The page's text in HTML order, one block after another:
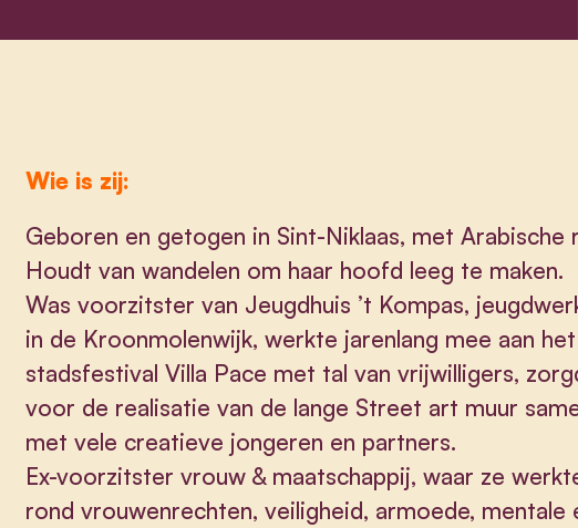
Wie is zij:
Geboren en getogen in Sint-Niklaas, met Arabische
Houdt van wandelen om haar hoofd leeg te maken.
Was voorzitster van Jeugdhuis ’t Kompas,
in de Kroonmolenwijk, werkte jarenlang mee aan het
stadsfestival Villa Pace met tal van vrijwilligers,
voor de realisatie van de lange Street art muur
met vele creatieve jongeren en partners.
Ex-voorzitster vrouw & maatschappij, waar ze
rond vrouwenrechten, veiligheid, armoede, mentale